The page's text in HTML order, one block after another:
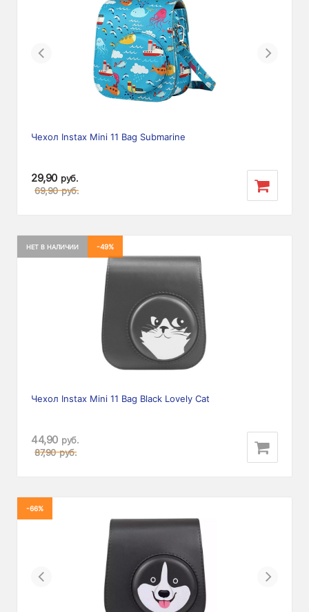
Previous Next
Чехол Instax Mini 11 Bag Submarine
29,90 руб.
69,90 руб.
НЕТ В НАЛИЧИИ -49%
Чехол Instax Mini 11 Bag Black Lovely Cat
44,90 руб.
87,90 руб.
-66%
Previous Next